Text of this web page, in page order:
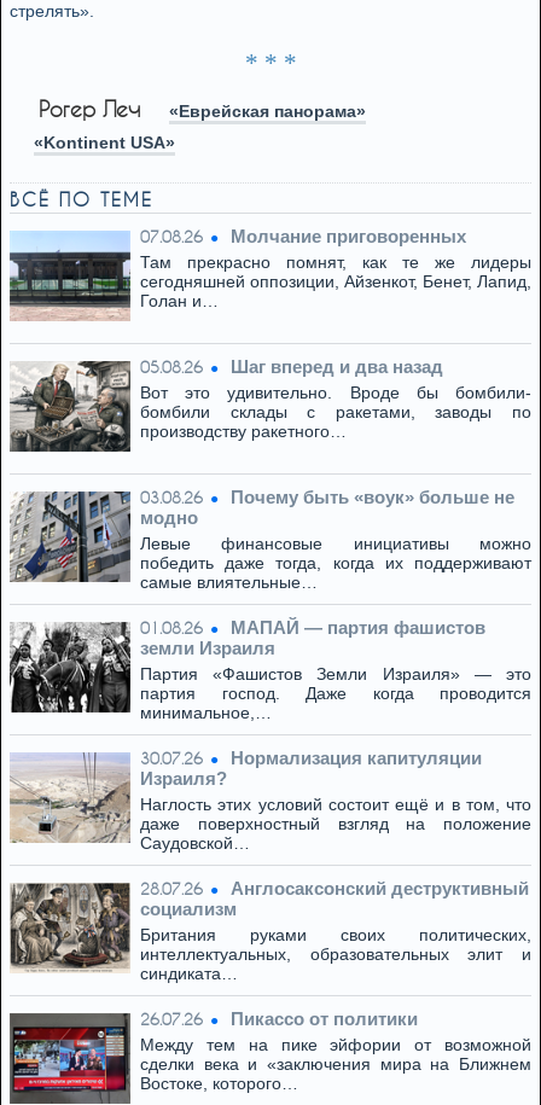
стрелять».
* * *
Рогер Леч
«Еврейская панорама»
«Kontinent USA»
ВСЁ ПО ТЕМЕ
07.08.26 Молчание приговоренных
Там прекрасно помнят, как те же лидеры
сегодняшней оппозиции, Айзенкот, Бенет, Лапид,
Голан и…
05.08.26 Шаг вперед и два назад
Вот это удивительно. Вроде бы бомбили-
бомбили склады с ракетами, заводы по
производству ракетного…
03.08.26
Почему быть «воук» больше не
модно
Левые финансовые инициативы можно
победить даже тогда, когда их поддерживают
самые влиятельные…
01.08.26
МАПАЙ — партия фашистов
земли Израиля
Партия «Фашистов Земли Израиля» — это
партия господ. Даже когда проводится
минимальное,…
30.07.26
Нормализация капитуляции
Израиля?
Наглость этих условий состоит ещё и в том, что
даже поверхностный взгляд на положение
Саудовской…
28.07.26
Англосаксонский деструктивный
социализм
Британия руками своих политических,
интеллектуальных, образовательных элит и
синдиката…
26.07.26 Пикассо от политики
Между тем на пике эйфории от возможной
сделки века и «заключения мира на Ближнем
Востоке, которого…